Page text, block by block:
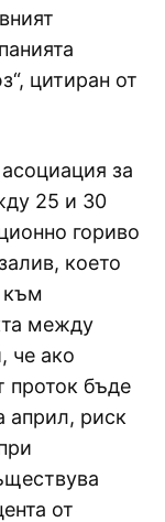
цитиран от
за
25 и 30
гориво
което
към
между
че ако
проток бъде
април, риск
от